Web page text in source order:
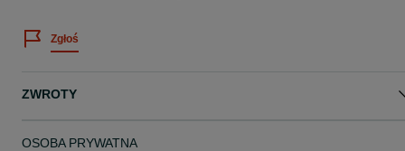
Zgłoś
ZWROTY
OSOBA PRYWATNA